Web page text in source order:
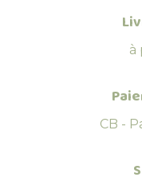
à
CB -